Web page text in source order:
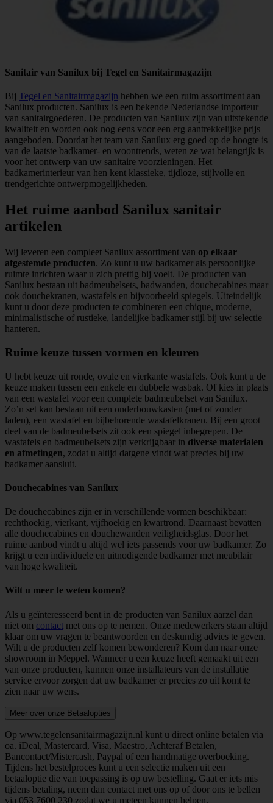
Sanitair van Sanilux bij Tegel en Sanitairmagazijn
Bij Tegel en Sanitairmagazijn hebben we een ruim assortiment aan
Sanilux producten. Sanilux is een bekende Nederlandse importeur
van sanitairgoederen. De producten van Sanilux zijn van uitstekende
kwaliteit en worden ook nog eens voor een erg aantrekkelijke prijs
aangeboden. Doordat het team van Sanilux erg goed op de hoogte is
van de laatste badkamer- en woontrends, weten ze wat belangrijk is
voor het ontwerp van uw sanitaire voorzieningen. Het
badkamerinterieur van hen kent klassieke, tijdloze, stijlvolle en
trendgerichte ontwerpmogelijkheden.
Het ruime aanbod Sanilux sanitair
artikelen
Wij leveren een compleet Sanilux assortiment van op elkaar
afgestemde producten. Zo kunt u uw badkamer als persoonlijke
ruimte inrichten waar u zich prettig bij voelt. De producten van
Sanilux bestaan uit badmeubelsets, badwanden, douchecabines maar
ook douchekranen, wastafels en bijvoorbeeld spiegels. Uiteindelijk
kunt u door deze producten te combineren een chique, moderne,
minimalistische of rustieke, landelijke badkamer stijl bij uw selectie
hanteren.
Ruime keuze tussen vormen en kleuren
U hebt keuze uit ronde, ovale en vierkante wastafels. Ook kunt u de
keuze maken tussen een enkele en dubbele wasbak. Of kies in plaats
van een wastafel voor een complete badmeubelset van Sanilux.
Zo’n set kan bestaan uit een onderbouwkasten (met of zonder
laden), een wastafel en bijbehorende wastafelkranen. Bij een groot
deel van de badmeubelsets zit ook een spiegel inbegrepen. De
wastafels en badmeubelsets zijn verkrijgbaar in diverse materialen
en afmetingen, zodat u altijd datgene vindt wat precies bij uw
badkamer aansluit.
Douchecabines van Sanilux
De douchecabines zijn er in verschillende vormen beschikbaar:
rechthoekig, vierkant, vijfhoekig en kwartrond. Daarnaast bevatten
alle douchecabines en douchewanden veiligheidsglas. Door het
ruime aanbod vindt u altijd wel iets passends voor uw badkamer. Zo
krijgt u een individuele en uitnodigende badkamer met meubilair
van hoge kwaliteit.
Wilt u meer te weten komen?
Als u geïnteresseerd bent in de producten van Sanilux aarzel dan
niet om contact met ons op te nemen. Onze medewerkers staan altijd
klaar om uw vragen te beantwoorden en deskundig advies te geven.
Wilt u de producten zelf komen bewonderen? Kom dan naar onze
showroom in Meppel. Wanneer u een keuze heeft gemaakt uit een
van onze producten, kunnen onze installateurs van de installatie
service ervoor zorgen dat uw badkamer er precies zo uit komt te
zien naar uw wens.
Meer over onze Betaalopties
Op www.tegelensanitairmagazijn.nl kunt u direct online betalen via
oa. iDeal, Mastercard, Visa, Maestro, Achteraf Betalen,
Bancontact/Mistercash, Paypal of een handmatige overboeking.
Tijdens het bestelproces kunt u een selectie maken uit een
betaaloptie die van toepassing is op uw bestelling. Gaat er iets mis
tijdens betaling, neem dan contact met ons op of door ons te bellen
via 053 7600 230 zodat we u meteen kunnen helpen.